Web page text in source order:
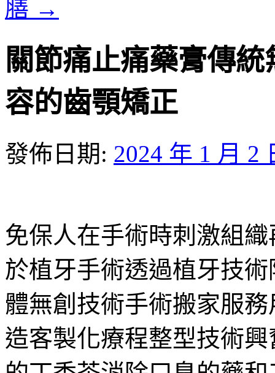
膳 →
關節痛止痛藥膏傳
容的齒顎矯正
發佈日期: 2024 年 1 月 2
免保人在手術時刺激組織
於植牙手術透過植牙技
體無創技術手術搬家服
造客製化療程整型技術